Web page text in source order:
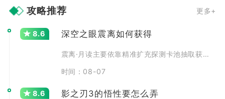
攻略推荐 更多+
8.6 深空之眼震离如何获得
震离·月读主要依靠精准扩充探测卡池抽取获取，同时能够在常
时间：08-07
8.6 影之刃3的悟性要怎么弄